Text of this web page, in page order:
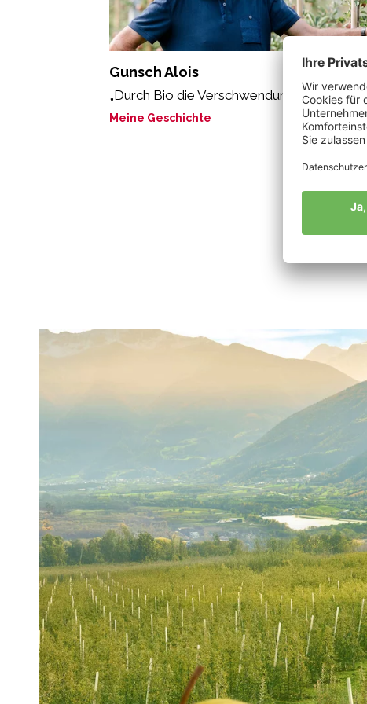
Gunsch Alois
„Durch Bio die Verschwendung reduzieren“
Meine Geschichte